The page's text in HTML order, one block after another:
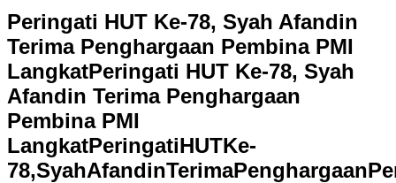
Peringati HUT Ke-78, Syah Afandin
Terima Penghargaan Pembina PMI
LangkatPeringati HUT Ke-78, Syah
Afandin Terima Penghargaan
Pembina PMI
LangkatPeringatiHUTKe-
78,SyahAfandinTerimaPenghargaanPe